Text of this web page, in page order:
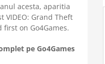
acesta, aparitia
VIDEO: Grand Theft
on Go4Games.
pe Go4Games